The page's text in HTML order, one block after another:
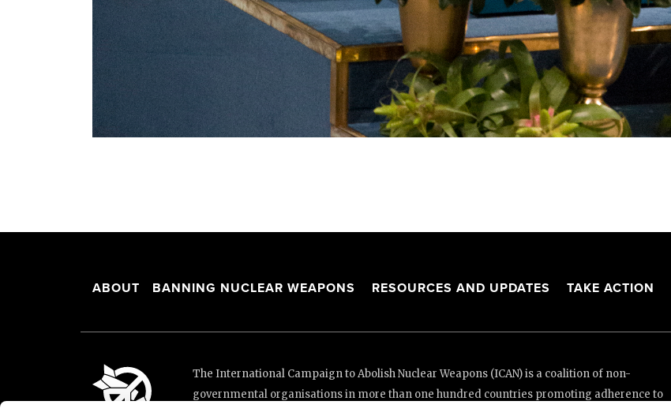
ABOUT BANNING NUCLEAR WEAPONS RESOURCES AND UPDATES TAKE ACTION
The International Campaign to Abolish Nuclear Weapons (ICAN) is a coalition of non-
governmental organisations in more than one hundred countries promoting adherence to